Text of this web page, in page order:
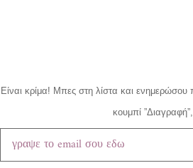
Είναι κρίμα! Μπες στη λίστα και ενημερώσου
κουμπί